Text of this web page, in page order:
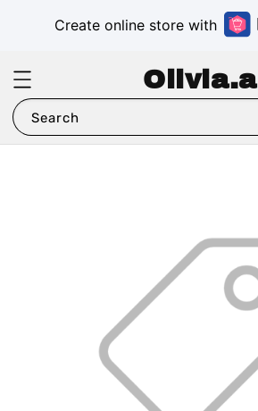
Create online store with
Olivia.a
Search